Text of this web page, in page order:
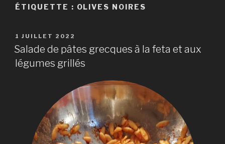
ÉTIQUETTE : OLIVES NOIRES
PUBLIÉ
LE
1 JUILLET 2022
Salade de pâtes grecques à la feta et aux
légumes grillés